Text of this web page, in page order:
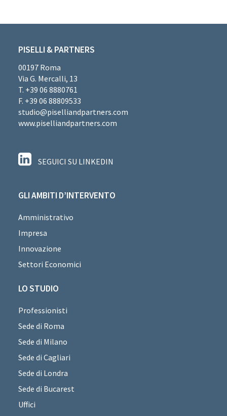
PISELLI & PARTNERS
00197 Roma
Via G. Mercalli, 13
T. +39 06 8880761
F. +39 06 88809533
studio@piselliandpartners.com
www.piselliandpartners.com
SEGUICI SU LINKEDIN
GLI AMBITI D’INTERVENTO
Amministrativo
Impresa
Innovazione
Settori Economici
LO STUDIO
Professionisti
Sede di Roma
Sede di Milano
Sede di Cagliari
Sede di Londra
Sede di Bucarest
Uffici